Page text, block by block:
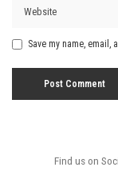
Save my name, email,
Find us on